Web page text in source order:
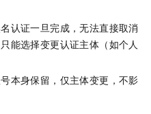
认证一旦完成，无法直接取消
能选择变更认证主体（如个人
本身保留，仅主体变更，不影